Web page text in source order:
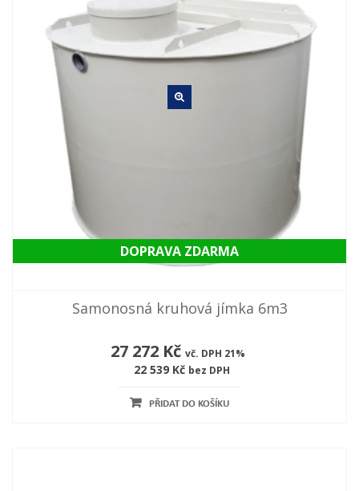
DOPRAVA ZDARMA
Samonosná kruhová jímka 6m3
27 272 Kč vč. DPH 21%
22 539 Kč bez DPH
PŘIDAT DO KOŠÍKU